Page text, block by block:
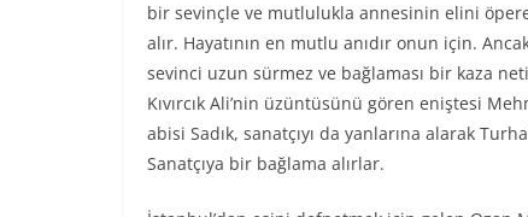
bir sevinçle ve mutlulukla annesinin elini
alır. Hayatının en mutlu anıdır onun için.
sevinci uzun sürmez ve bağlaması bir kaza
Kıvırcık Ali’nin üzüntüsünü gören eniştesi
abisi Sadık, sanatçıyı da yanlarına alarak
Sanatçıya bir bağlama alırlar.